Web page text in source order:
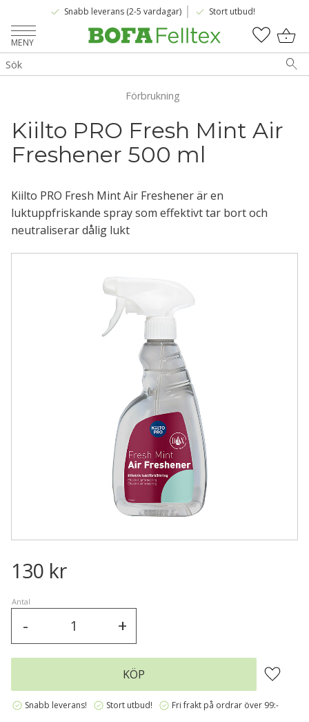
Meny
done Snabb leverans (2-5 vardagar) done Stort utbud!
Förbrukning
Kiilto PRO Fresh Mint Air
Freshener 500 ml
​Kiilto PRO Fresh Mint Air Freshener är en
luktuppfriskande spray som effektivt tar bort och
neutraliserar dålig lukt
130 kr
Antal
+
-
KÖP Lägg till
verified Snabb leverans! verified Stort utbud! verified Fri frakt på ordrar över 99:-